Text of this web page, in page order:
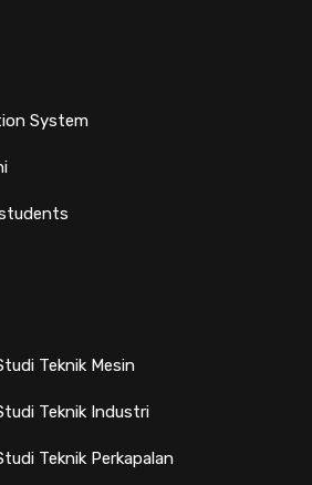
System
Teknik Mesin
Teknik Industri
Teknik Perkapalan